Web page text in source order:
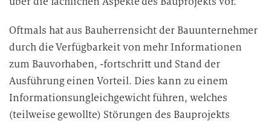
a
e
n
v
e
a
Oftmals hat aus Bauherrensicht der Bauunternehmer
durch die Verfügbarkeit von mehr Informationen
zum Bauvorhaben, -fortschritt und Stand der
Ausführung einen Vorteil. Dies kann zu einem
Informationsungleichgewicht führen, welches
(teilweise gewollte) Störungen des Bauprojekts